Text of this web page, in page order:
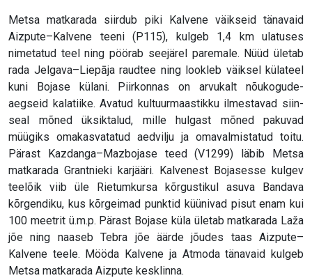
Metsa matkarada siirdub piki Kalvene väikseid tänavaid
Aizpute–Kalvene teeni (P115), kulgeb 1,4 km ulatuses
nimetatud teel ning pöörab seejärel paremale. Nüüd ületab
rada Jelgava–Liepāja raudtee ning lookleb väiksel külateel
kuni Bojase külani. Piirkonnas on arvukalt nõukogude-
aegseid kalatiike. Avatud kultuurmaastikku ilmestavad siin-
seal mõned üksiktalud, mille hulgast mõned pakuvad
müügiks omakasvatatud aedvilju ja omavalmistatud toitu.
Pärast Kazdanga–Mazbojase teed (V1299) läbib Metsa
matkarada Grantnieki karjääri. Kalvenest Bojasesse kulgev
teelõik viib üle Rietumkursa kõrgustikul asuva Bandava
kõrgendiku, kus kõrgeimad punktid küünivad pisut enam kui
100 meetrit ü.m.p. Pärast Bojase küla ületab matkarada Laža
jõe ning naaseb Tebra jõe äärde jõudes taas Aizpute–
Kalvene teele. Mööda Kalvene ja Atmoda tänavaid kulgeb
Metsa matkarada Aizpute kesklinna.